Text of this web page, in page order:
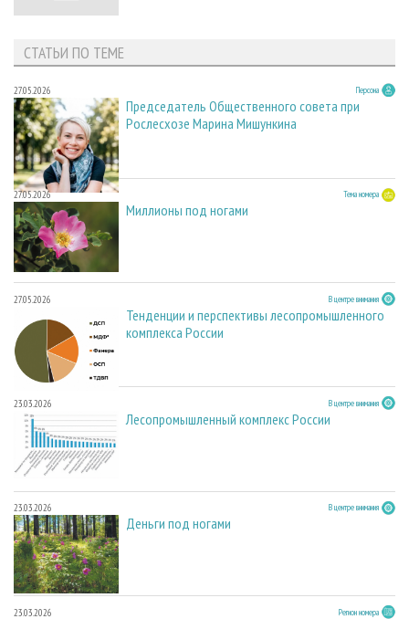
СТАТЬИ ПО ТЕМЕ
27.05.2026 Персона
Председатель Общественного совета при
Рослесхозе Марина Мишункина
27.05.2026 Тема номера
Миллионы под ногами
27.05.2026 В центре внимания
Тенденции и перспективы лесопромышленного
комплекса России
23.03.2026 В центре внимания
Лесопромышленный комплекс России
23.03.2026 В центре внимания
Деньги под ногами
23.03.2026 Регион номера